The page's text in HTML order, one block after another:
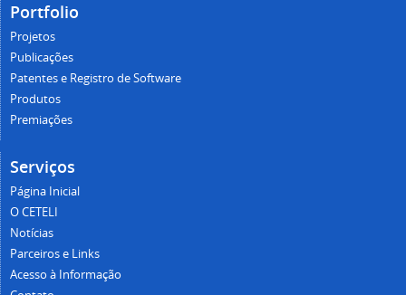
Portfolio
Projetos
Publicações
Patentes e Registro de Software
Produtos
Premiações
Serviços
Página Inicial
O CETELI
Notícias
Parceiros e Links
Acesso à Informação